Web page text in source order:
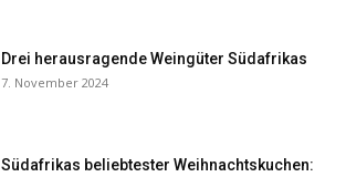
Drei herausragende Weingüter Südafrikas
7. November 2024
Südafrikas beliebtester Weihnachtskuchen: